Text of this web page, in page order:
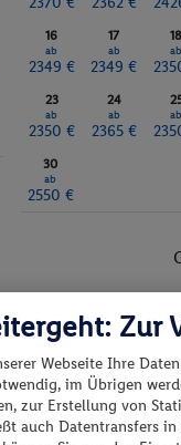
16
ab
2349 €
17
ab
2349 €
18
ab
23
ab
2350 €
24
ab
2365 €
ab
30
ab
2550 €
los?
Zur
Webseite Ihre
im Übrigen
zur Erstellung von
auch Datentransfers